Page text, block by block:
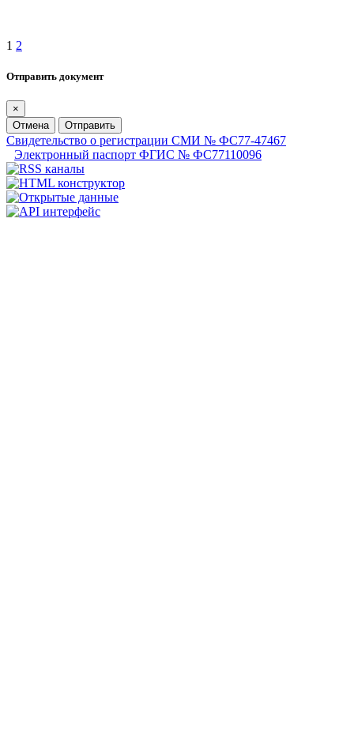
1 2
Отправить документ
×
Отмена
Отправить
Свидетельство о регистрации СМИ № ФС77-47467
Электронный паспорт ФГИС № ФС77110096